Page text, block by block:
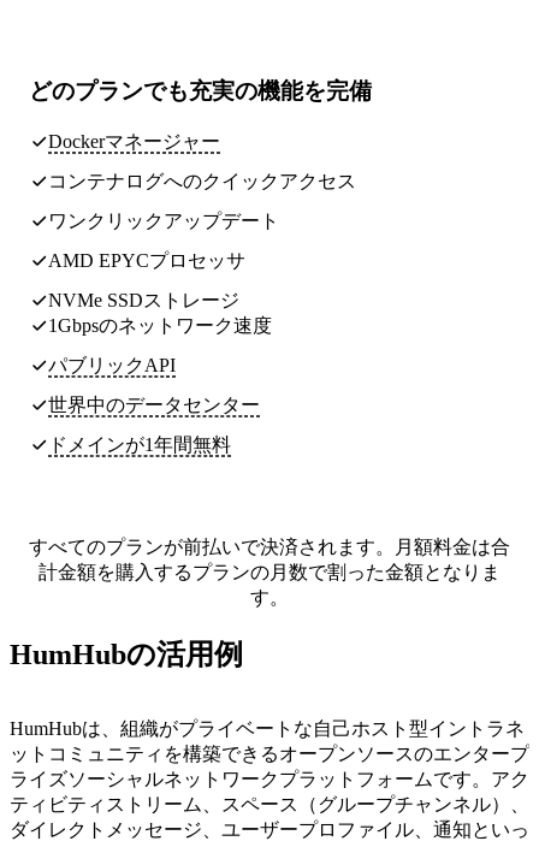
どのプランでも充実の機能を完備
Dockerマネージャー
コンテナログへのクイックアクセス
ワンクリックアップデート
AMD EPYCプロセッサ
NVMe SSDストレージ
1Gbpsのネットワーク速度
パブリックAPI
世界中のデータセンター
ドメインが1年間無料
すべてのプランが前払いで決済されます。月額料金は合
計金額を購入するプランの月数で割った金額となりま
す。
HumHubの活用例
HumHubは、組織がプライベートな自己ホスト型イントラネ
ットコミュニティを構築できるオープンソースのエンタープ
ライズソーシャルネットワークプラットフォームです。アク
ティビティストリーム、スペース（グループチャンネル）、
ダイレクトメッセージ、ユーザープロファイル、通知といっ